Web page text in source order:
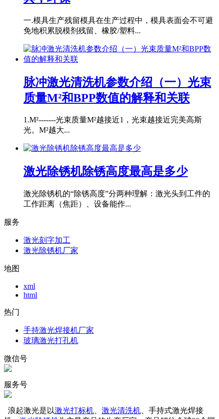
一.模具生产残留模具在生产过程中，模具表面会不可避
免地积累脱模剂残留、橡胶/塑料...
脉冲激光清洗机参数介绍（一）光束
质量M²和BPP数值的解释和关联
1.M²-------光束质量M²越接近1，光束越接近完美高斯
光。M²越大...
激光除锈机除锈高度最高是多少
激光除锈机的“除锈高度”分两种理解：激光头到工件的
工作距离（焦距）、设备能作...
服务
激光刻字加工
激光除锈机厂家
地图
xml
html
热门
手持激光焊接机厂家
玻璃激光打孔机
微信号
服务号
浪起激光是以激光打标机 激光清洗机 、手持式激光焊接